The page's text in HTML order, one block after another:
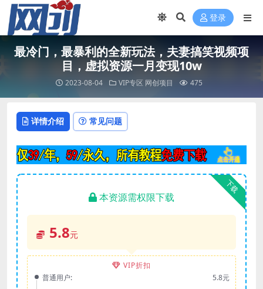
登录
最冷门，最暴利的全新玩法，夫妻搞笑视频项
目，虚拟资源一月变现10w
2023-08-04 VIP专区 网创项目 475
详情介绍 常见问题
下载
本资源需权限下载
5.8元
VIP折扣
普通用户:
5.8元